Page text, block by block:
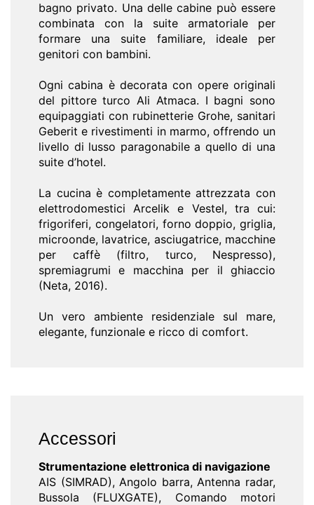
bagno privato. Una delle cabine può essere
combinata con la suite armatoriale per
formare una suite familiare, ideale per
genitori con bambini.
Ogni cabina è decorata con opere originali
del pittore turco Ali Atmaca. I bagni sono
equipaggiati con rubinetterie Grohe, sanitari
Geberit e rivestimenti in marmo, offrendo un
livello di lusso paragonabile a quello di una
suite d’hotel.
La cucina è completamente attrezzata con
elettrodomestici Arcelik e Vestel, tra cui:
frigoriferi, congelatori, forno doppio, griglia,
microonde, lavatrice, asciugatrice, macchine
per caffè (filtro, turco, Nespresso),
spremiagrumi e macchina per il ghiaccio
(Neta, 2016).
Un vero ambiente residenziale sul mare,
elegante, funzionale e ricco di comfort.
Accessori
Strumentazione elettronica di navigazione
AIS (SIMRAD), Angolo barra, Antenna radar,
Bussola (FLUXGATE), Comando motori